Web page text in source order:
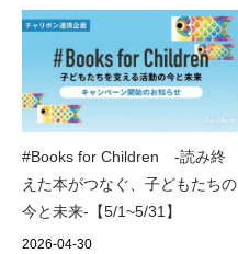
#Books for Children -読み終
えた本がつなぐ、子どもたちの
今と未来-【5/1~5/31】
2026-04-30